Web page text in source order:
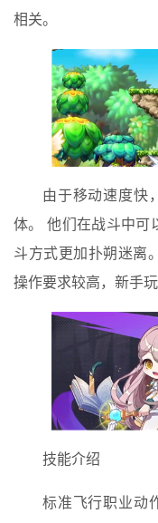
相关。
由于移动速度快
体。 他们在战斗中可
斗方式更加扑朔迷离
操作要求较高，新手
技能介绍
标准飞行职业动